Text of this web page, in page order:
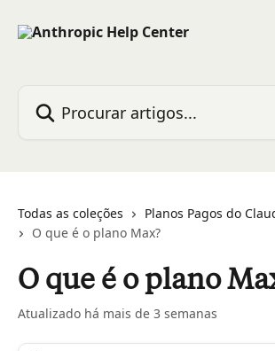
Todas as coleções Planos Pagos do
O que é o plano Max?
O que é o plano
Atualizado há mais de 3 semanas